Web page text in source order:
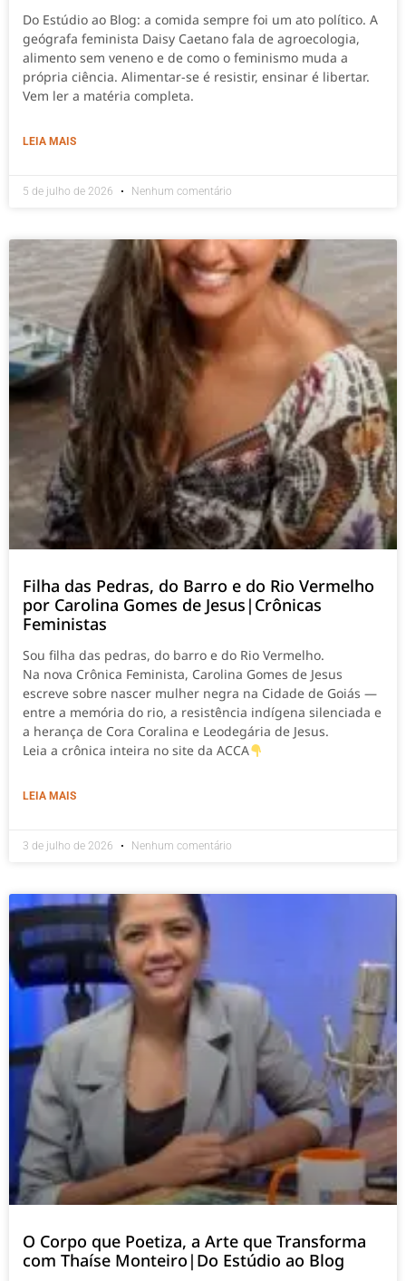
Do Estúdio ao Blog: a comida sempre foi um ato político. A
geógrafa feminista Daisy Caetano fala de agroecologia,
alimento sem veneno e de como o feminismo muda a
própria ciência. Alimentar-se é resistir, ensinar é libertar.
Vem ler a matéria completa.
LEIA MAIS
5 de julho de 2026 Nenhum comentário
Filha das Pedras, do Barro e do Rio Vermelho
por Carolina Gomes de Jesus|Crônicas
Feministas
Sou filha das pedras, do barro e do Rio Vermelho.
Na nova Crônica Feminista, Carolina Gomes de Jesus
escreve sobre nascer mulher negra na Cidade de Goiás —
entre a memória do rio, a resistência indígena silenciada e
a herança de Cora Coralina e Leodegária de Jesus.
Leia a crônica inteira no site da ACCA
LEIA MAIS
3 de julho de 2026 Nenhum comentário
O Corpo que Poetiza, a Arte que Transforma
com Thaíse Monteiro|Do Estúdio ao Blog